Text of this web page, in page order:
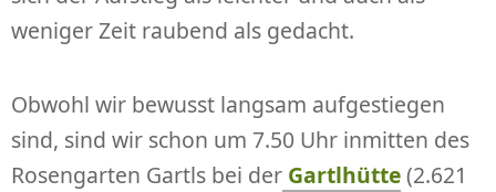
weniger Zeit raubend als gedacht.
Obwohl wir bewusst langsam aufgestiegen
sind, sind wir schon um 7.50 Uhr inmitten des
Rosengarten Gartls bei der Gartlhütte(2.621